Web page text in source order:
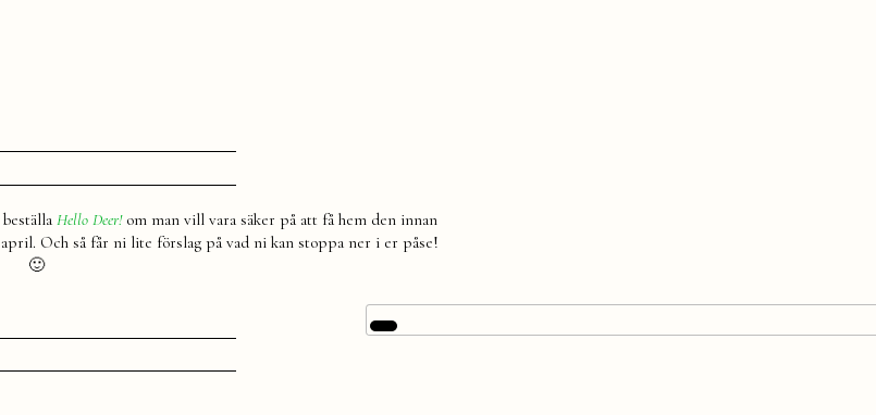
Hello Deer!om man vill vara säker på att få hem den innan
Och så får ni lite förslag på vad ni kan stoppa ner i er påse!
🙂